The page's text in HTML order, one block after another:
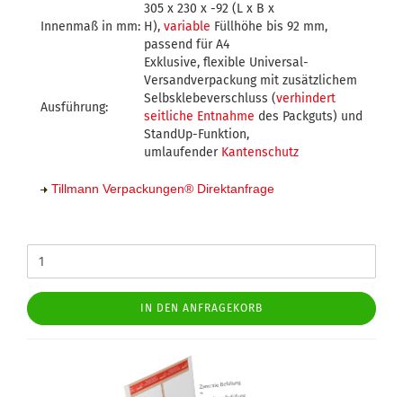
Innenmaß in mm:
305 x 230 x -92 (L x B x
H), variable Füllhöhe bis 92 mm,
passend für A4
Ausführung:
Exklusive, flexible Universal-
Versandverpackung mit zusätzlichem
Selbsklebeverschluss (verhindert
seitliche Entnahme des Packguts) und
StandUp-Funktion,
umlaufender Kantenschutz
Tillmann Verpackungen® Direktanfrage
IN DEN ANFRAGEKORB